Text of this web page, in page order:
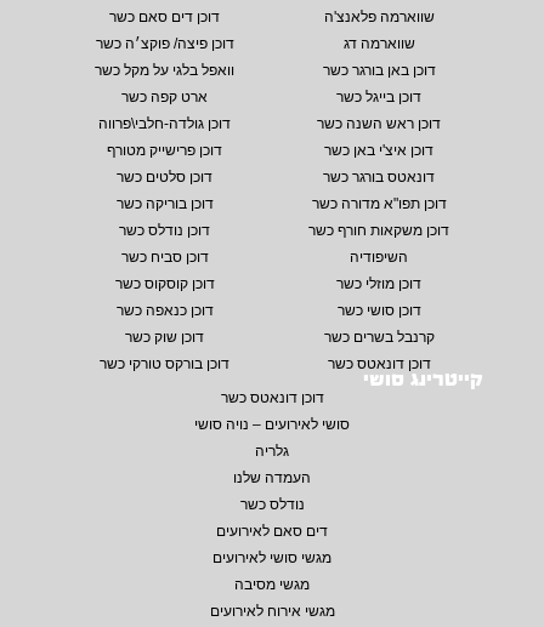
שווארמה פלאנצ'ה
דוכן דים סאם כשר
שווארמה דג
דוכן פיצה/ פוקצ׳ה כשר
דוכן באן בורגר כשר
וואפל בלגי על מקל כשר
דוכן בייגל כשר
ארט קפה כשר
דוכן ראש השנה כשר
דוכן גולדה-חלבי\פרווה
דוכן איצ'י באן כשר
דוכן פרישייק מטורף
דונאטס בורגר כשר
דוכן סלטים כשר
דוכן תפו"א מדורה כשר
דוכן בוריקה כשר
דוכן משקאות חורף כשר
דוכן נודלס כשר
השיפודיה
דוכן סביח כשר
דוכן מוזלי כשר
דוכן קוסקוס כשר
דוכן סושי כשר
דוכן כנאפה כשר
קרנבל בשרים כשר
דוכן שוק כשר
דוכן דונאטס כשר
דוכן בורקס טורקי כשר
קייטרינג סושי
דוכן דונאטס כשר
סושי לאירועים – נויה סושי
גלריה
העמדה שלנו
נודלס כשר
דים סאם לאירועים
מגשי סושי לאירועים
מגשי מסיבה
מגשי אירוח לאירועים